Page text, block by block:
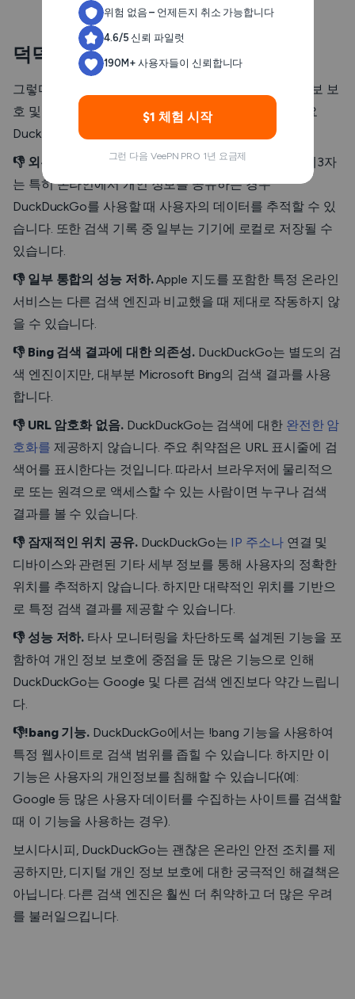
덕덕고 단점
그렇다면 DuckDuckGo의 단점은 무엇일까요? 개인 정보 보
호 및 전반적인 사용자 경험에 영향을 미칠 수 있는 주요
DuckDuckGo 보안 문제를 살펴보세요.
👎 외부 데이터 모니터링의 위험.앞서 말씀드렸듯이, 제3자
는 특히 온라인에서 개인 정보를 공유하는 경우
DuckDuckGo를 사용할 때 사용자의 데이터를 추적할 수 있
습니다. 또한 검색 기록 중 일부는 기기에 로컬로 저장될 수
있습니다.
👎 일부 통합의 성능 저하.Apple 지도를 포함한 특정 온라인
서비스는 다른 검색 엔진과 비교했을 때 제대로 작동하지 않
을 수 있습니다.
👎 Bing 검색 결과에 대한 의존성. DuckDuckGo는 별도의 검
색 엔진이지만, 대부분 Microsoft Bing의 검색 결과를 사용
합니다.
👎 URL 암호화 없음. DuckDuckGo는 검색에 대한 완전한 암
호화를 제공하지 않습니다. 주요 취약점은 URL 표시줄에 검
색어를 표시한다는 것입니다. 따라서 브라우저에 물리적으
로 또는 원격으로 액세스할 수 있는 사람이면 누구나 검색
결과를 볼 수 있습니다.
👎 잠재적인 위치 공유. DuckDuckGo는 IP 주소나연결 및
디바이스와 관련된 기타 세부 정보를 통해 사용자의 정확한
위치를 추적하지 않습니다. 하지만 대략적인 위치를 기반으
로 특정 검색 결과를 제공할 수 있습니다.
👎 성능 저하. 타사 모니터링을 차단하도록 설계된 기능을 포
함하여 개인 정보 보호에 중점을 둔 많은 기능으로 인해
DuckDuckGo는 Google 및 다른 검색 엔진보다 약간 느립니
다.
👎!bang 기능. DuckDuckGo에서는 !bang 기능을 사용하여
특정 웹사이트로 검색 범위를 좁힐 수 있습니다. 하지만 이
기능은 사용자의 개인정보를 침해할 수 있습니다(예:
Google 등 많은 사용자 데이터를 수집하는 사이트를 검색할
때 이 기능을 사용하는 경우).
보시다시피, DuckDuckGo는 괜찮은 온라인 안전 조치를 제
공하지만, 디지털 개인 정보 보호에 대한 궁극적인 해결책은
아닙니다. 다른 검색 엔진은 훨씬 더 취약하고 더 많은 우려
를 불러일으킵니다.
위험 없음 – 언제든지 취소 가능합니다
4.6/5 신뢰 파일럿
190M+ 사용자들이 신뢰합니다
$1 체험 시작
그런 다음 VeePN PRO 1년 요금제